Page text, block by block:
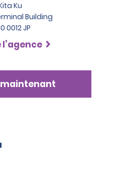
Ku
Building
0012 JP
maintenant